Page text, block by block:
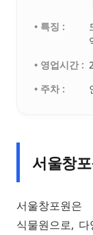
• 특징 :
• 영업시간 :
• 주차 :
서울창
서울창포원
식물원으로,